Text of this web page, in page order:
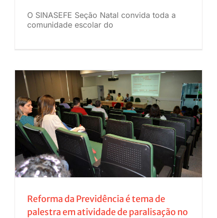
O SINASEFE Seção Natal convida toda a
comunidade escolar do
Reforma da Previdência é tema de
palestra em atividade de paralisação no